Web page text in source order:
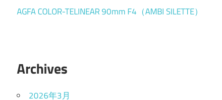
AGFA COLOR-TELINEAR 90mm F4（AMBI SILETTE）
Archives
2026年3月